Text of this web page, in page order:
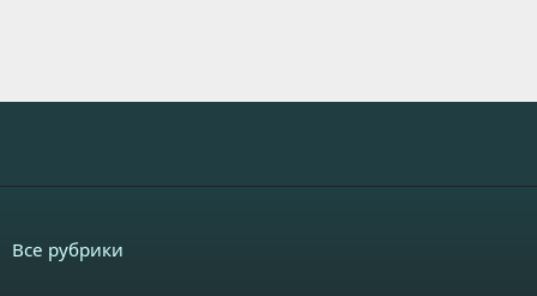
Все рубрики